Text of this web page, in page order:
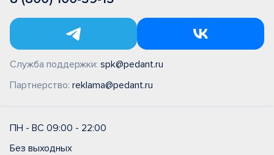
Служба поддержки: spk@pedant.ru
Партнерство: reklama@pedant.ru
ПН - ВС 09:00 - 22:00
Без выходных